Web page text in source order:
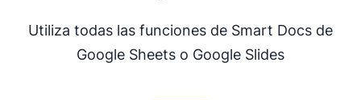
Utiliza todas las funciones de Smart Docs de
Google Sheets o Google Slides